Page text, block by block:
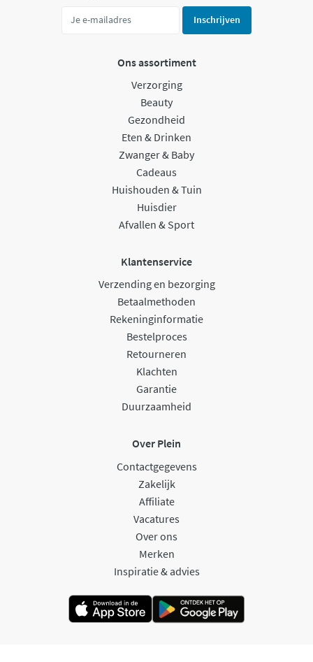
Inschrijven
Ons assortiment
Verzorging
Beauty
Gezondheid
Eten & Drinken
Zwanger & Baby
Cadeaus
Huishouden & Tuin
Huisdier
Afvallen & Sport
Klantenservice
Verzending en bezorging
Betaalmethoden
Rekeninginformatie
Bestelproces
Retourneren
Klachten
Garantie
Duurzaamheid
Over Plein
Contactgegevens
Zakelijk
Affiliate
Vacatures
Over ons
Merken
Inspiratie & advies